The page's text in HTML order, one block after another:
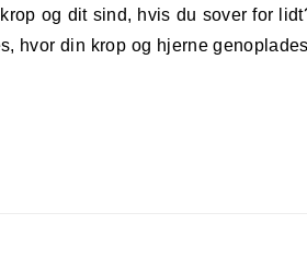
hvor din krop og hjerne